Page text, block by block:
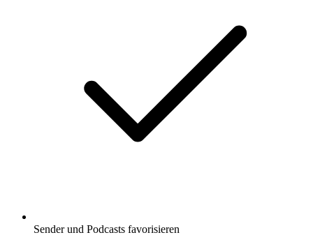
Sender und Podcasts favorisieren